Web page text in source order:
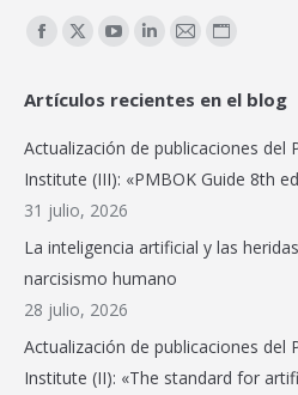
Encuéntranos en:
Facebook
opens
in
new
window
X
opens
new
window
YouTube
opens
in
new
window
Linkedin
opens
new
Mail
opens
in
new
Sitio
page
in
Artículos recientes en el blog
Actualización de publicaciones del
Institute (III): «PMBOK Guide 8th
31 julio, 2026
La inteligencia artificial y las
narcisismo humano
28 julio, 2026
Actualización de publicaciones del
Institute (II): «The standard for